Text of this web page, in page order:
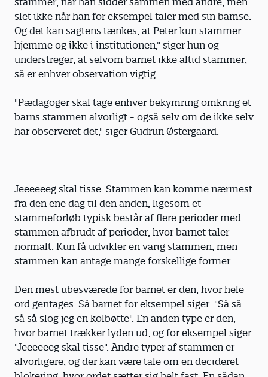
slet ikke når han for eksempel taler med sin bamse.
Og det kan sagtens tænkes, at Peter kun stammer
hjemme og ikke i institutionen," siger hun og
understreger, at selvom barnet ikke altid stammer,
så er enhver observation vigtig.
"Pædagoger skal tage enhver bekymring omkring et
barns stammen alvorligt - også selv om de ikke selv
har observeret det," siger Gudrun Østergaard.
Jeeeeeeg skal tisse. Stammen kan komme nærmest
fra den ene dag til den anden, ligesom et
stammeforløb typisk består af flere perioder med
stammen afbrudt af perioder, hvor barnet taler
normalt. Kun få udvikler en varig stammen, men
stammen kan antage mange forskellige former.
Den mest ubesværede for barnet er den, hvor hele
ord gentages. Så barnet for eksempel siger: "Så så
så så slog jeg en kolbøtte". En anden type er den,
hvor barnet trækker lyden ud, og for eksempel siger:
"Jeeeeeeg skal tisse". Andre typer af stammen er
alvorligere, og der kan være tale om en decideret